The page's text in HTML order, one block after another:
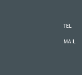
TEL
MAIL